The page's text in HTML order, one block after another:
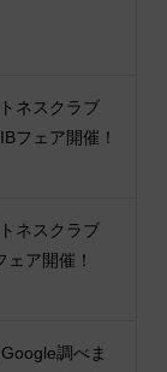
ネスクラブ
フェア開催！
ネスクラブ
ア開催！
調べま